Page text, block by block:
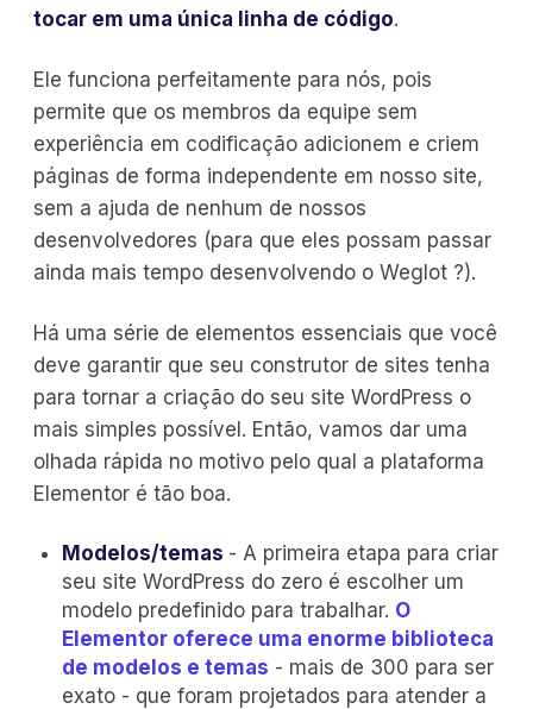
tocar em uma única linha de código.
Ele funciona perfeitamente para nós, pois
permite que os membros da equipe sem
experiência em codificação adicionem e criem
páginas de forma independente em nosso site,
sem a ajuda de nenhum de nossos
desenvolvedores (para que eles possam passar
ainda mais tempo desenvolvendo o Weglot ?).
Há uma série de elementos essenciais que você
deve garantir que seu construtor de sites tenha
para tornar a criação do seu site WordPress o
mais simples possível. Então, vamos dar uma
olhada rápida no motivo pelo qual a plataforma
Elementor é tão boa.
Modelos/temas - A primeira etapa para criar
seu site WordPress do zero é escolher um
modelo predefinido para trabalhar. O
Elementor oferece uma enorme biblioteca
de modelos e temas - mais de 300 para ser
exato - que foram projetados para atender a